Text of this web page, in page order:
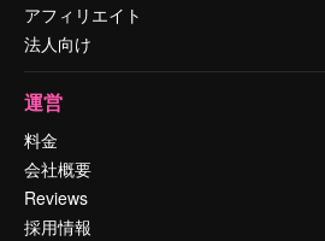
アフィリエイト
法人向け
運営
料金
会社概要
Reviews
採用情報